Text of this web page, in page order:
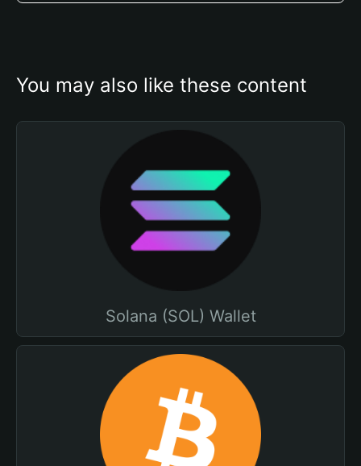
You may also like these content
Solana (SOL) Wallet